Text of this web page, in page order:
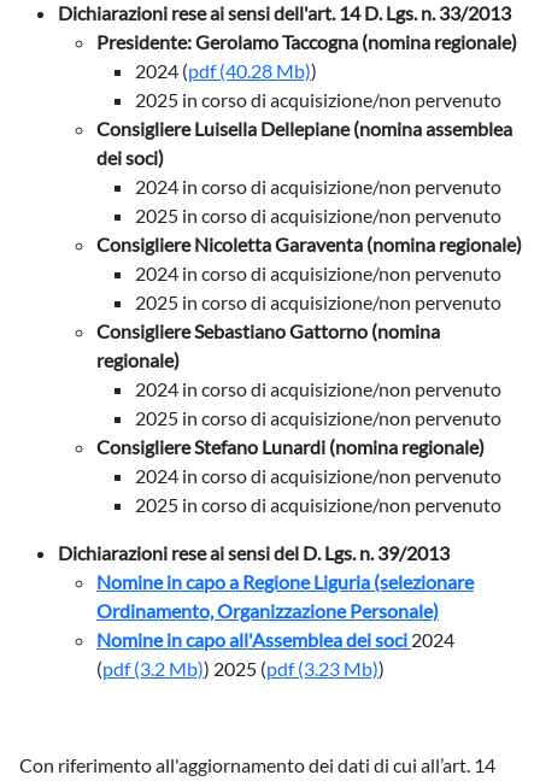
Dichiarazioni rese ai sensi dell'art. 14 D. Lgs. n. 33/2013
Presidente: Gerolamo Taccogna (nomina regionale)
2024 (pdf (40.28 Mb))
2025 in corso di acquisizione/non pervenuto
Consigliere Luisella Dellepiane (nomina assemblea
dei soci)
2024 in corso di acquisizione/non pervenuto
2025 in corso di acquisizione/non pervenuto
Consigliere Nicoletta Garaventa (nomina regionale)
2024 in corso di acquisizione/non pervenuto
2025 in corso di acquisizione/non pervenuto
Consigliere Sebastiano Gattorno (nomina
regionale)
2024 in corso di acquisizione/non pervenuto
2025 in corso di acquisizione/non pervenuto
Consigliere Stefano Lunardi (nomina regionale)
2024 in corso di acquisizione/non pervenuto
2025 in corso di acquisizione/non pervenuto
Dichiarazioni rese ai sensi del D. Lgs. n. 39/2013
Nomine in capo a Regione Liguria (selezionare
Ordinamento, Organizzazione Personale)
Nomine in capo all'Assemblea dei soci 2024
(pdf (3.2 Mb)) 2025 (pdf (3.23 Mb))
Con riferimento all'aggiornamento dei dati di cui all’art. 14